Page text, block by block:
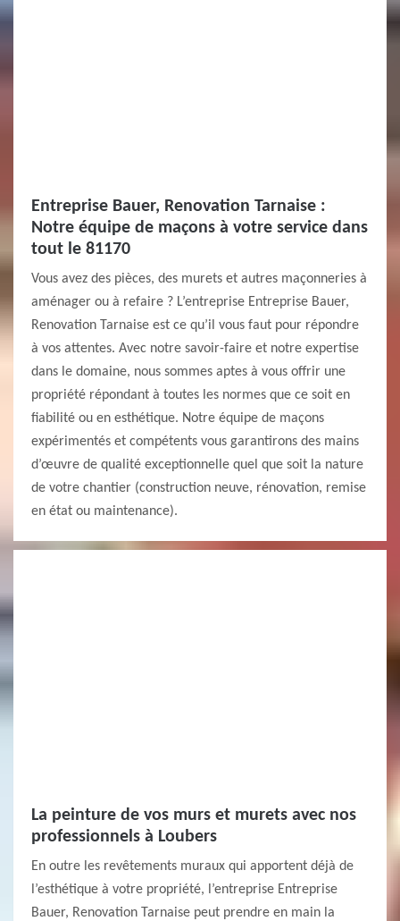
Entreprise Bauer, Renovation Tarnaise :
Notre équipe de maçons à votre service dans
tout le 81170
Vous avez des pièces, des murets et autres maçonneries à
aménager ou à refaire ? L’entreprise Entreprise Bauer,
Renovation Tarnaise est ce qu’il vous faut pour répondre
à vos attentes. Avec notre savoir-faire et notre expertise
dans le domaine, nous sommes aptes à vous offrir une
propriété répondant à toutes les normes que ce soit en
fiabilité ou en esthétique. Notre équipe de maçons
expérimentés et compétents vous garantirons des mains
d’œuvre de qualité exceptionnelle quel que soit la nature
de votre chantier (construction neuve, rénovation, remise
en état ou maintenance).
La peinture de vos murs et murets avec nos
professionnels à Loubers
En outre les revêtements muraux qui apportent déjà de
l’esthétique à votre propriété, l’entreprise Entreprise
Bauer, Renovation Tarnaise peut prendre en main la